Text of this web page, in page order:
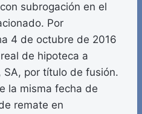
subrogación en el
Por
4 de octubre de 2016
de hipoteca a
por título de fusión.
la misma fecha de
remate en